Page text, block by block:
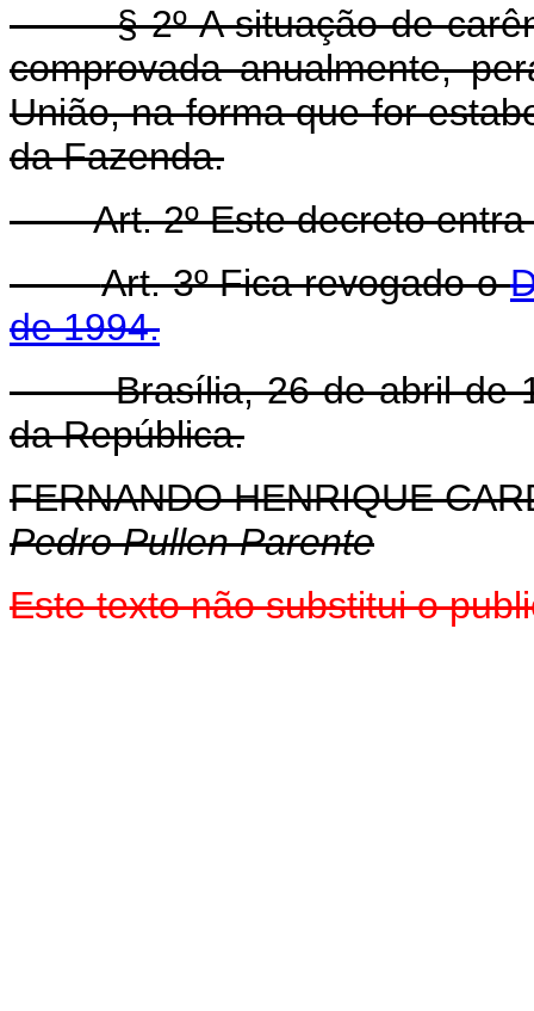
§ 2º A situação de
comprovada anualmente,
União, na forma que for
da Fazenda.
Art. 2º Este decreto
Art. 3º Fica revogado o
de 1994.
Brasília, 26 de abril de
da República.
FERNANDO HENRIQUE
Pedro Pullen Parente
Este texto não substitui o